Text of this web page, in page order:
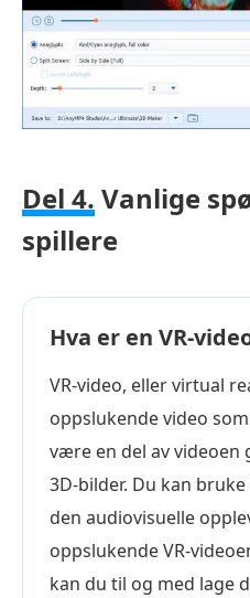
Del 4. Vanlige
spillere
Hva er en VR-
VR-video, eller virtual
oppslukende video
være en del av videoen
3D-bilder. Du kan
den audiovisuelle
oppslukende VR-
kan du til og med lage